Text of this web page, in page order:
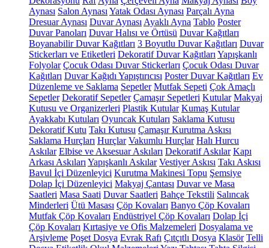
Aynası Salon Aynası Yatak Odası Aynası Parçalı Ayna
Dresuar Aynası Duvar Aynası Ayaklı Ayna Tablo Poster
Duvar Panoları Duvar Halısı ve Örtüsü Duvar Kağıtları
Boyanabilir Duvar Kağıtları 3 Boyutlu Duvar Kağıtları Duvar
Stickerları ve Etiketleri Dekoratif Duvar Kağıtları Yapışkanlı
Folyolar Çocuk Odası Duvar Stickerları Çocuk Odası Duvar
Kağıtları Duvar Kağıdı Yapıştırıcısı Poster Duvar Kağıtları Ev
Düzenleme ve Saklama Sepetler Mutfak Sepeti Çok Amaçlı
Sepetler Dekoratif Sepetler Çamaşır Sepetleri Kutular Makyaj
Kutusu ve Organizerleri Plastik Kutular Kumaş Kutular
Ayakkabı Kutuları Oyuncak Kutuları Saklama Kutusu
Dekoratif Kutu Takı Kutusu Çamaşır Kurutma Askısı
Saklama Hurçları Hurçlar Vakumlu Hurçlar Halı Hurcu
Askılar Elbise ve Aksesuar Askıları Dekoratif Askılar Kapı
Arkası Askıları Yapışkanlı Askılar Vestiyer Askısı Takı Askısı
Bavul İçi Düzenleyici Kurutma Makinesi Topu Şemsiye
Dolap İçi Düzenleyici Makyaj Çantası Duvar ve Masa
Saatleri Masa Saati Duvar Saatleri Bahçe Tekstili Salıncak
Minderleri Ütü Masası Çöp Kovaları Banyo Çöp Kovaları
Mutfak Çöp Kovaları Endüstriyel Çöp Kovaları Dolap İçi
Çöp Kovaları Kırtasiye ve Ofis Malzemeleri Dosyalama ve
Arşivleme Poşet Dosya Evrak Rafı Çıtçıtlı Dosya Klasör Telli